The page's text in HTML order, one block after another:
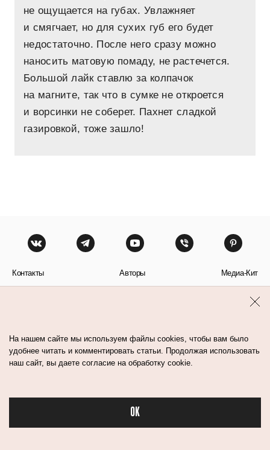
не ощущается на губах. Увлажняет
и смягчает, но для сухих губ его будет
недостаточно. После него сразу можно
наносить матовую помаду, не растечется.
Большой лайк ставлю за колпачок
на магните, так что в сумке не откроется
и ворсинки не соберет. Пахнет сладкой
газировкой, тоже зашло!
Контакты Авторы Медиа-Кит
На нашем сайте мы используем файлы cookies, чтобы вам было
удобнее читать и комментировать статьи. Продолжая использовать
наш сайт, вы даете согласие на обработку cookie.
OK